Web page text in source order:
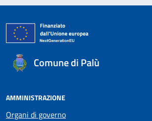
Comune di Palù
AMMINISTRAZIONE
Organi di governo